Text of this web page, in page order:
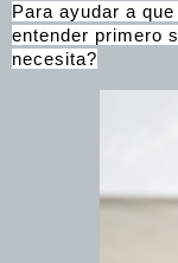
Para ayudar a
entender primero
necesita?